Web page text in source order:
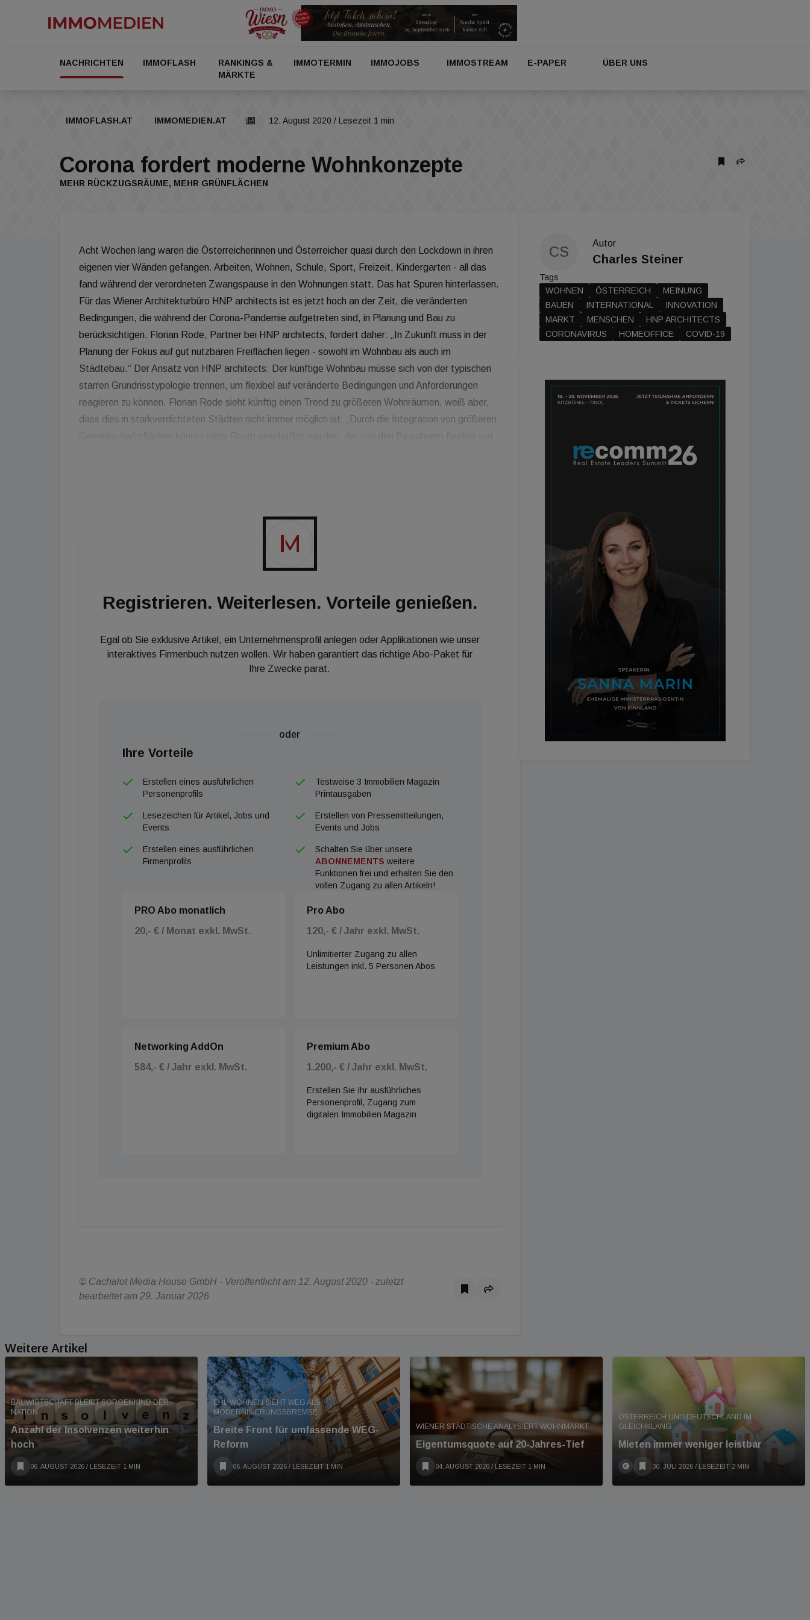
NACHRICHTEN IMMOFLASH
RANKINGS &
MÄRKTE
IMMOTERMIN IMMOJOBS IMMOSTREAM E-PAPER ÜBER UNS
IMMOFLASH.AT IMMOMEDIEN.AT 12. August 2020 / Lesezeit 1 min
Corona fordert moderne Wohnkonzepte
MEHR RÜCKZUGSRÄUME, MEHR GRÜNFLÄCHEN
Acht Wochen lang waren die Österreicherinnen und Österreicher quasi durch den Lockdown in ihren
eigenen vier Wänden gefangen. Arbeiten, Wohnen, Schule, Sport, Freizeit, Kindergarten - all das
fand während der verordneten Zwangspause in den Wohnungen statt. Das hat Spuren hinterlassen.
Für das Wiener Architekturbüro HNP architects ist es jetzt hoch an der Zeit, die veränderten
Bedingungen, die während der Corona-Pandemie aufgetreten sind, in Planung und Bau zu
berücksichtigen. Florian Rode, Partner bei HNP architects, fordert daher: „In Zukunft muss in der
Planung der Fokus auf gut nutzbaren Freiflächen liegen - sowohl im Wohnbau als auch im
Städtebau.“ Der Ansatz von HNP architects: Der künftige Wohnbau müsse sich von der typischen
starren Grundrisstypologie trennen, um flexibel auf veränderte Bedingungen und Anforderungen
reagieren zu können. Florian Rode sieht künftig einen Trend zu größeren Wohnräumen, weiß aber,
dass dies in starkverdichteten Städten nicht immer möglich ist: „Durch die Integration von größeren
gewesen. Mittels nachträglich integrierbarer Raumteiler könne laut Rode eine Atmosphäre
geschaffen werden, in der Homeoffice auch in diesen Wohnungen möglich sei. Bei Mikrowohnungen
hingegen seien besonders funktionale Möbel gefragt, wie ausklappbare Schreibtische, die in der
Registrieren. Weiterlesen. Vorteile genießen.
Egal ob Sie exklusive Artikel, ein Unternehmensprofil anlegen oder Applikationen wie unser
interaktives Firmenbuch nutzen wollen. Wir haben garantiert das richtige Abo-Paket für
Ihre Zwecke parat.
oder
Ihre Vorteile
Erstellen eines ausführlichen
Personenprofils
Testweise 3 Immobilien Magazin
Printausgaben
Lesezeichen für Artikel, Jobs und
Events
Erstellen von Pressemitteilungen,
Events und Jobs
Erstellen eines ausführlichen
Firmenprofils
Schalten Sie über unsere
ABONNEMENTS weitere
Funktionen frei und erhalten Sie den
vollen Zugang zu allen Artikeln!
PRO Abo monatlich
20,- € / Monat exkl. MwSt.
Pro Abo
120,- € / Jahr exkl. MwSt.
Unlimitierter Zugang zu allen
Leistungen inkl. 5 Personen Abos
Networking AddOn
584,- € / Jahr exkl. MwSt.
Premium Abo
1.200,- € / Jahr exkl. MwSt.
Erstellen Sie Ihr ausführliches
Personenprofil, Zugang zum
digitalen Immobilien Magazin
© Cachalot Media House GmbH - Veröffentlicht am 12. August 2020 - zuletzt
bearbeitet am 29. Januar 2026
CS
Autor
Charles Steiner
Tags
WOHNEN
ÖSTERREICH
MEINUNG
BAUEN
INTERNATIONAL
INNOVATION
MARKT
MENSCHEN
HNP ARCHITECTS
CORONAVIRUS
HOMEOFFICE COVID-19
Weitere Artikel
BAUWIRTSCHAFT BLEIBT SORGENKIND DER
NATION
Anzahl der Insolvenzen weiterhin
hoch
06. AUGUST 2026 / LESEZEIT 1 MIN
EHL WOHNEN SIEHT WEG ALS
MODERNISIERUNGSBREMSE
Breite Front für umfassende WEG-
Reform
06. AUGUST 2026 / LESEZEIT 1 MIN
WIENER STÄDTISCHE ANALYSIERT WOHNMARKT
Eigentumsquote auf 20-Jahres-Tief
04. AUGUST 2026 / LESEZEIT 1 MIN
ÖSTERREICH UND DEUTSCHLAND IM
GLEICHKLANG
Mieten immer weniger leistbar
30. JULI 2026 / LESEZEIT 2 MIN